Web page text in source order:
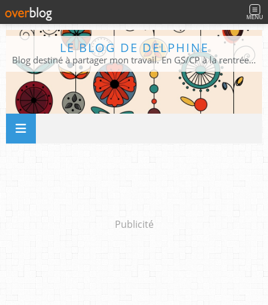
MENU
LE BLOG DE DELPHINE
Blog destiné à partager mon travail. En GS/CP à la rentrée 2026/2027 !
Publicité